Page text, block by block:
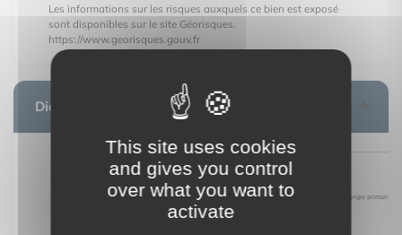
Les informations sur les risques auxquels ce bien est exposé
sont disponibles sur le site Géorisques.
https://www.georisques.gouv.fr
Diagnostic de performance énergétique
This site uses cookies
and gives you control
over what you want to
activate